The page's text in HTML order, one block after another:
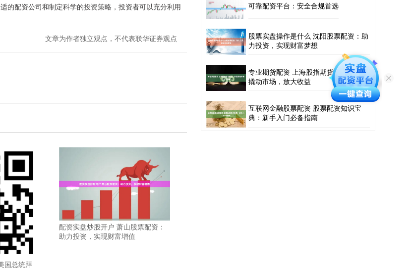
的配资公司和制定科学的投资策略，投资者可以充分利用
文章为作者独立观点，不代表联华证券观点
国总统拜
配资实盘炒股开户 萧山股票配资：
助力投资，实现财富增值
可靠配资平台：安全合规首选
股票实盘操作是什么 沈阳股票配资：助
力投资，实现财富梦想
专业期货配资 上海股指期货配资：助您
撬动市场，放大收益
互联网金融股票配资 股票配资知识宝
典：新手入门必备指南